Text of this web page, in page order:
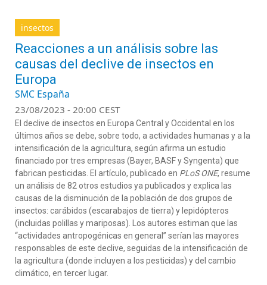
insectos
Reacciones a un análisis sobre las
causas del declive de insectos en
Europa
SMC España
23/08/2023 - 20:00 CEST
El declive de insectos en Europa Central y Occidental en los
últimos años se debe, sobre todo, a actividades humanas y a la
intensificación de la agricultura, según afirma un estudio
financiado por tres empresas (Bayer, BASF y Syngenta) que
fabrican pesticidas. El artículo, publicado en PLoS ONE, resume
un análisis de 82 otros estudios ya publicados y explica las
causas de la disminución de la población de dos grupos de
insectos: carábidos (escarabajos de tierra) y lepidópteros
(incluidas polillas y mariposas). Los autores estiman que las
“actividades antropogénicas en general” serían las mayores
responsables de este declive, seguidas de la intensificación de
la agricultura (donde incluyen a los pesticidas) y del cambio
climático, en tercer lugar.